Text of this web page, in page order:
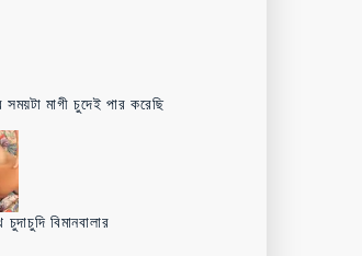
সময়টা মাগী চুদেই পার করেছি
চুদাচুদি বিমানবালার